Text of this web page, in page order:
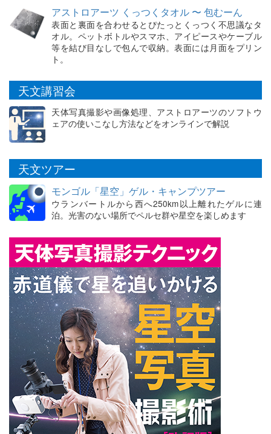
アストロアーツ くっつくタオル 〜 包むーん
表面と裏面を合わせるとぴたっとくっつく不思議なタ
オル。ペットボトルやスマホ、アイピースやケーブル
等を結び目なしで包んで収納。表面には月面をプリン
ト。
天文講習会
天体写真撮影や画像処理、アストロアーツのソフトウ
ェアの使いこなし方法などをオンラインで解説
天文ツアー
モンゴル「星空」ゲル・キャンプツアー
ウランバートルから西へ250km以上離れたゲルに連
泊。光害のない場所でペルセ群や星空を楽しめます